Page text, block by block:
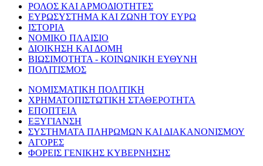
ΡΟΛΟΣ ΚΑΙ ΑΡΜΟΔΙΟΤΗΤΕΣ
ΕΥΡΩΣΥΣΤΗΜΑ ΚΑΙ ΖΩΝΗ ΤΟΥ ΕΥΡΩ
ΙΣΤΟΡΙΑ
ΝΟΜΙΚΟ ΠΛΑΙΣΙΟ
ΔΙΟΙΚΗΣΗ ΚΑΙ ΔΟΜΗ
ΒΙΩΣΙΜΟΤΗΤΑ - ΚΟΙΝΩΝΙΚΗ ΕΥΘΥΝΗ
ΠΟΛΙΤΙΣΜΟΣ
ΝΟΜΙΣΜΑΤΙΚΗ ΠΟΛΙΤΙΚΗ
ΧΡΗΜΑΤΟΠΙΣΤΩΤΙΚΗ ΣΤΑΘΕΡΟΤΗΤΑ
ΕΠΟΠΤΕΙΑ
ΕΞΥΓΙΑΝΣΗ
ΣΥΣΤΗΜΑΤΑ ΠΛΗΡΩΜΩΝ ΚΑΙ ΔΙΑΚΑΝΟΝΙΣΜΟΥ
ΑΓΟΡΕΣ
ΦΟΡΕΙΣ ΓΕΝΙΚΗΣ ΚΥΒΕΡΝΗΣΗΣ